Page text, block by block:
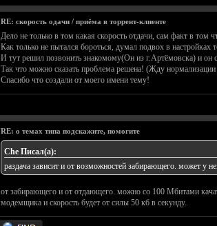
RE: скорость одачи / приёма в торрент-клиенте
Дело не только в том какая скорость отдачи, сам факт в том
Как только не пытался бороться, думал подвох в
И тут решил позвонить знакомому(Он из г.Артёмовска) и он
Так что можно сказать проблема решена! (Жду нормализации
Спасибо что создали от моего имени тему!
RE: о темах типа подскажите, помогите
Che Писал(а):
раздача зависит и от возможностей забирающего. может у
от забирающего и от отдающего. можно со 100 Мбитами
модемщика и скорость будет от силы 50 кб в секунду.